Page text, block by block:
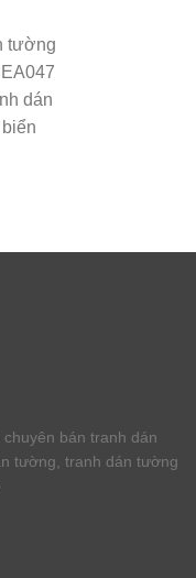
dán
chuyên bán tranh dán
tường, tranh dán tường